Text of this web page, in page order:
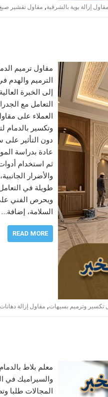
مقاول إزالة بوية بالشرقية, مقاول تقشير صبغ
مقاول ترميم
الترميم والهدم
إلى الخبرة
التعامل مع
العملاء على
وتكسير بالدمام
دون التأثير على
عادة بدراسة
ثم استخدام
والأضرار
طويلة في
ويحرص الفني
السلامة، إضافة…
READ MORE
تكسير وترميم بسيهات, مقاول إزالة
معلم بلاط
والسيراميك في
المجالات طلبا